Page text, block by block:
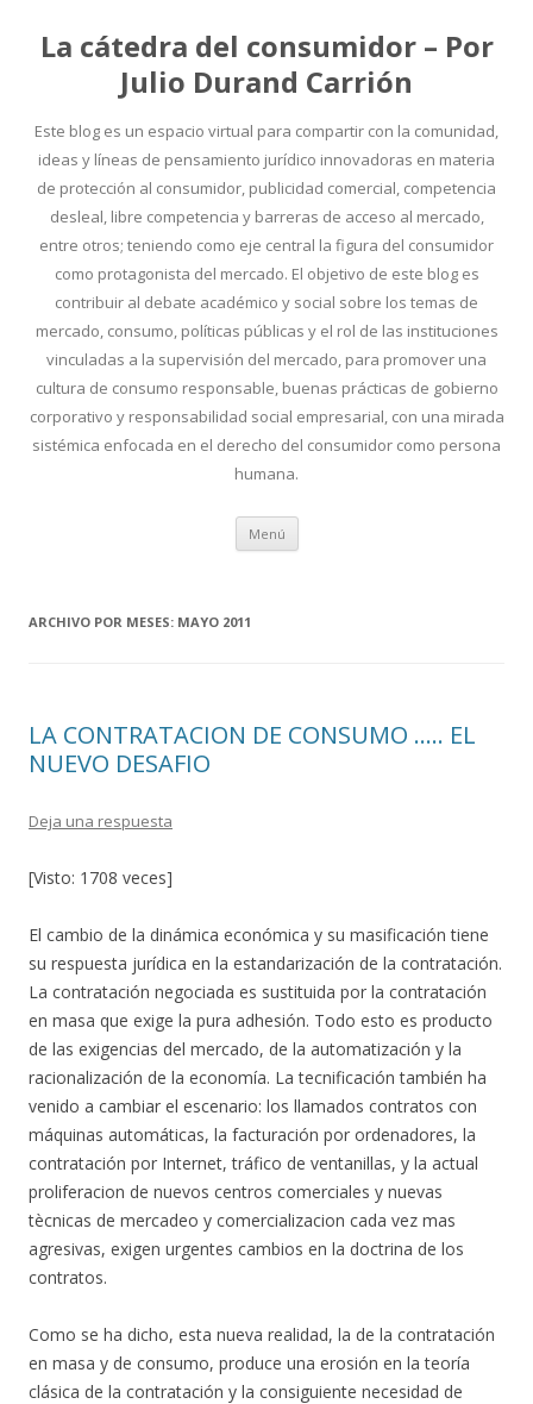
La cátedra del consumidor – Por
Julio Durand Carrión
Este blog es un espacio virtual para compartir con la comunidad,
ideas y líneas de pensamiento jurídico innovadoras en materia
de protección al consumidor, publicidad comercial, competencia
desleal, libre competencia y barreras de acceso al mercado,
entre otros; teniendo como eje central la figura del consumidor
como protagonista del mercado. El objetivo de este blog es
contribuir al debate académico y social sobre los temas de
mercado, consumo, políticas públicas y el rol de las instituciones
vinculadas a la supervisión del mercado, para promover una
cultura de consumo responsable, buenas prácticas de gobierno
corporativo y responsabilidad social empresarial, con una mirada
sistémica enfocada en el derecho del consumidor como persona
humana.
Menú Ir
contenido
ARCHIVO POR MESES: MAYO 2011
LA CONTRATACION DE CONSUMO ….. EL
NUEVO DESAFIO
Deja una respuesta
[Visto: 1708 veces]
El cambio de la dinámica económica y su masificación tiene
su respuesta jurídica en la estandarización de la contratación.
La contratación negociada es sustituida por la contratación
en masa que exige la pura adhesión. Todo esto es producto
de las exigencias del mercado, de la automatización y la
racionalización de la economía. La tecnificación también ha
venido a cambiar el escenario: los llamados contratos con
máquinas automáticas, la facturación por ordenadores, la
contratación por Internet, tráfico de ventanillas, y la actual
proliferacion de nuevos centros comerciales y nuevas
tècnicas de mercadeo y comercializacion cada vez mas
agresivas, exigen urgentes cambios en la doctrina de los
contratos.
Como se ha dicho, esta nueva realidad, la de la contratación
en masa y de consumo, produce una erosión en la teoría
clásica de la contratación y la consiguiente necesidad de